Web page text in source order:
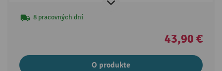
8 pracovných dní
43,90 €
O produkte